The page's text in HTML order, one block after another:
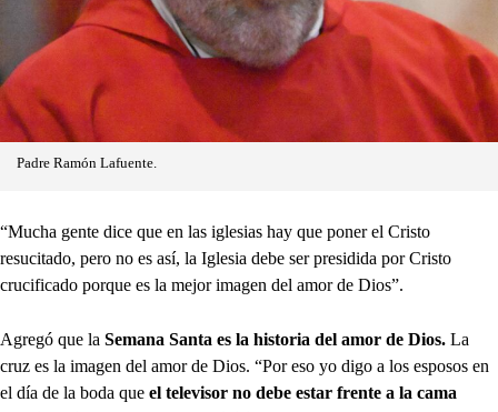
Padre Ramón Lafuente.
“Mucha gente dice que en las iglesias hay que poner el Cristo
resucitado, pero no es así, la Iglesia debe ser presidida por Cristo
crucificado porque es la mejor imagen del amor de Dios”.
Agregó que la Semana Santa es la historia del amor de Dios. La
cruz es la imagen del amor de Dios. “Por eso yo digo a los esposos en
el día de la boda que el televisor no debe estar frente a la cama